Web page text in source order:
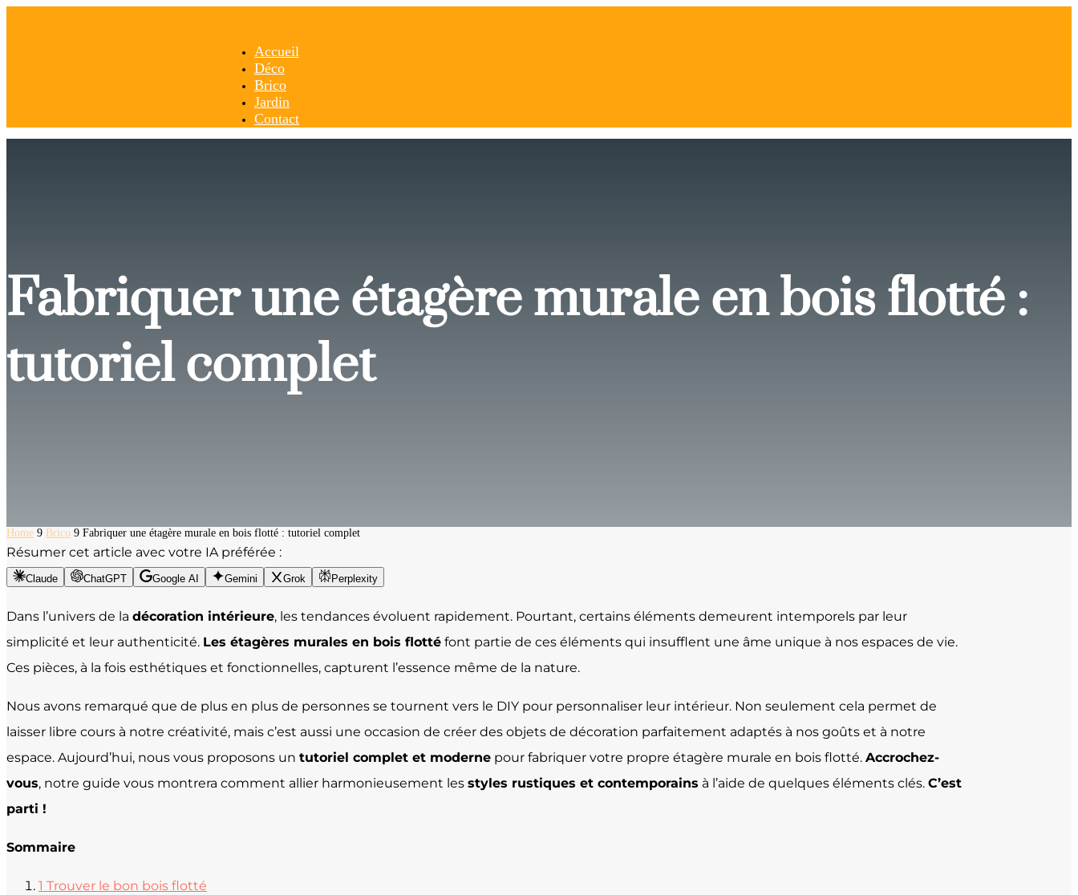
Accueil
Déco
Brico
Jardin
Contact
Fabriquer une étagère murale en bois flotté :
tutoriel complet
Home 9 Brico 9 Fabriquer une étagère murale en bois flotté : tutoriel complet
Résumer cet article avec votre IA préférée :
Claude ChatGPT Google AI Gemini Grok Perplexity
Dans l’univers de la décoration intérieure, les tendances évoluent rapidement. Pourtant, certains éléments demeurent intemporels par leur
simplicité et leur authenticité. Les étagères murales en bois flotté font partie de ces éléments qui insufflent une âme unique à nos espaces de vie.
Ces pièces, à la fois esthétiques et fonctionnelles, capturent l’essence même de la nature.
Nous avons remarqué que de plus en plus de personnes se tournent vers le DIY pour personnaliser leur intérieur. Non seulement cela permet de
laisser libre cours à notre créativité, mais c’est aussi une occasion de créer des objets de décoration parfaitement adaptés à nos goûts et à notre
espace. Aujourd’hui, nous vous proposons un tutoriel complet et moderne pour fabriquer votre propre étagère murale en bois flotté. Accrochez-
vous, notre guide vous montrera comment allier harmonieusement les styles rustiques et contemporains à l’aide de quelques éléments clés. C’est
parti !
Sommaire
1 Trouver le bon bois flotté